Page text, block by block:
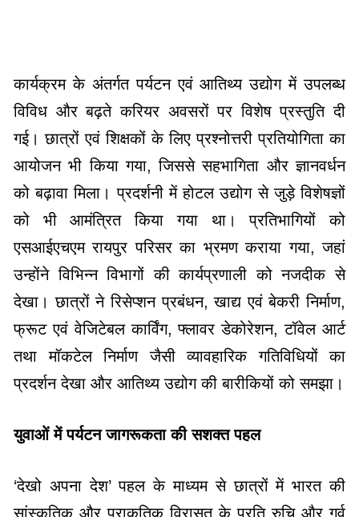
कार्यक्रम के अंतर्गत पर्यटन एवं आतिथ्य उद्योग में उपलब्ध
विविध और बढ़ते करियर अवसरों पर विशेष प्रस्तुति दी
गई। छात्रों एवं शिक्षकों के लिए प्रश्नोत्तरी प्रतियोगिता का
आयोजन भी किया गया, जिससे सहभागिता और ज्ञानवर्धन
को बढ़ावा मिला। प्रदर्शनी में होटल उद्योग से जुड़े विशेषज्ञों
को भी आमंत्रित किया गया था। प्रतिभागियों को
एसआईएचएम रायपुर परिसर का भ्रमण कराया गया, जहां
उन्होंने विभिन्न विभागों की कार्यप्रणाली को नजदीक से
देखा। छात्रों ने रिसेप्शन प्रबंधन, खाद्य एवं बेकरी निर्माण,
फ्रूट एवं वेजिटेबल कार्विंग, फ्लावर डेकोरेशन, टॉवेल आर्ट
तथा मॉकटेल निर्माण जैसी व्यावहारिक गतिविधियों का
प्रदर्शन देखा और आतिथ्य उद्योग की बारीकियों को समझा।
युवाओं में पर्यटन जागरूकता की सशक्त पहल
‘देखो अपना देश’ पहल के माध्यम से छात्रों में भारत की
सांस्कृतिक और प्राकृतिक विरासत के प्रति रुचि और गर्व